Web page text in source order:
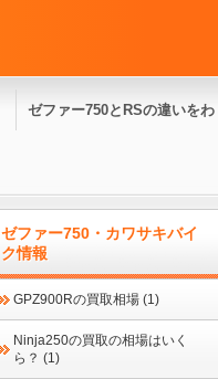
ゼファー750とRSの違いをわ
ゼファー750・カワサキバイ
ク情報
GPZ900Rの買取相場 (1)
Ninja250の買取の相場はいく
ら？ (1)